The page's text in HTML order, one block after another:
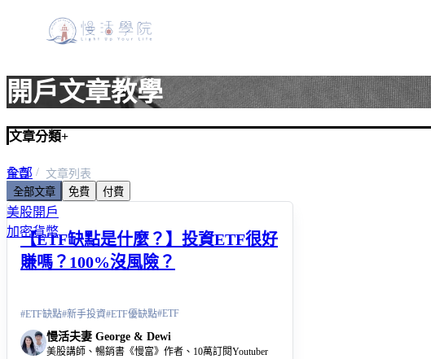
開戶文章教學
文章分類+
全部
美股入門
美股開戶
加密貨幣
首頁
文章列表
全部文章
免費 付費
【ETF缺點是什麼？】投資ETF很好
賺嗎？100%沒風險？
#ETF缺點#新手投資#ETF優缺點#ETF
慢活夫妻 George & Dewi
美股講師、暢銷書《慢富》作者、10萬訂閱Youtuber